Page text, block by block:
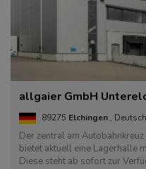
allgaier GmbH
89275 Elchingen ,
Der zentral am
bietet aktuell eine Lagerhalle
Diese steht ab sofort zur